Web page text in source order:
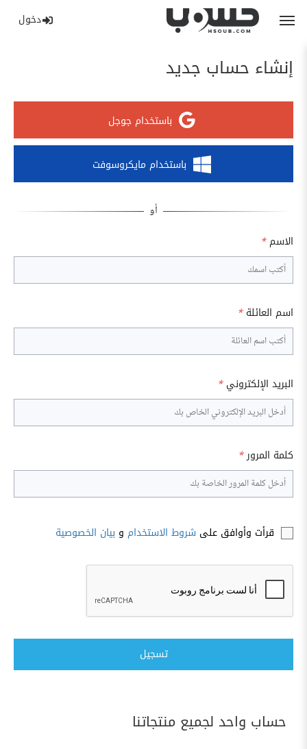
دخول
إنشاء حساب جديد
باستخدام جوجل
باستخدام مايكروسوفت
الاسم *
اسم العائلة *
البريد الإلكتروني *
كلمة المرور*
قرأت وأوافق على شروط الاستخدام و بيان الخصوصية
تسجيل
حساب واحد لجميع منتجاتنا